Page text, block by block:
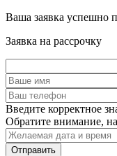
Ваша заявка успешно
Заявка на рассрочку
Введите корректное
Обратите внимание,